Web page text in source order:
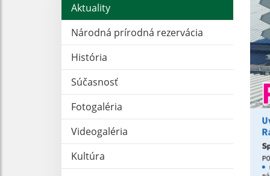
Aktuality
Národná prírodná rezervácia
História
Súčasnosť
Fotogaléria
Videogaléria
Kultúra